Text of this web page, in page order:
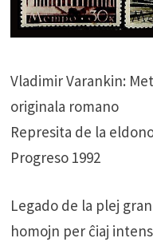
Vladimir Varankin:
originala romano
Represita de la
Progreso 1992
Legado de la plej
homojn per ĉiaj